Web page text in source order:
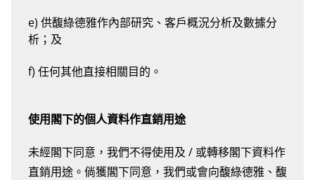
e) 供馥綠德雅作內部研究、客戶概況分析及數據分
析；及
f) 任何其他直接相關目的。
使用閣下的個人資料作直銷用途
未經閣下同意，我們不得使用及 / 或轉移閣下資料作
直銷用途。倘獲閣下同意，我們或會向馥綠德雅、馥